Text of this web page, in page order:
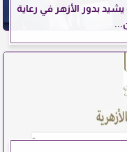
يشيد بدور الأزهر في رعاية